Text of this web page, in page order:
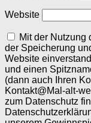
Website
Mit der Nutzung
der Speicherung
Website
und einen
(dann auch Ihren
Kontakt@Mal-alt-
zum Datenschutz